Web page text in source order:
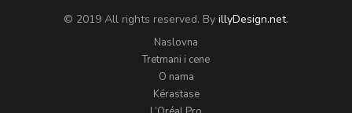
© 2019 All rights reserved. By illyDesign.net.
Naslovna
Tretmani i cene
O nama
Kérastase